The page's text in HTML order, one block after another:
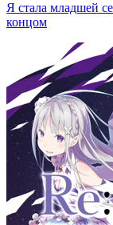
Я стала младшей
концом